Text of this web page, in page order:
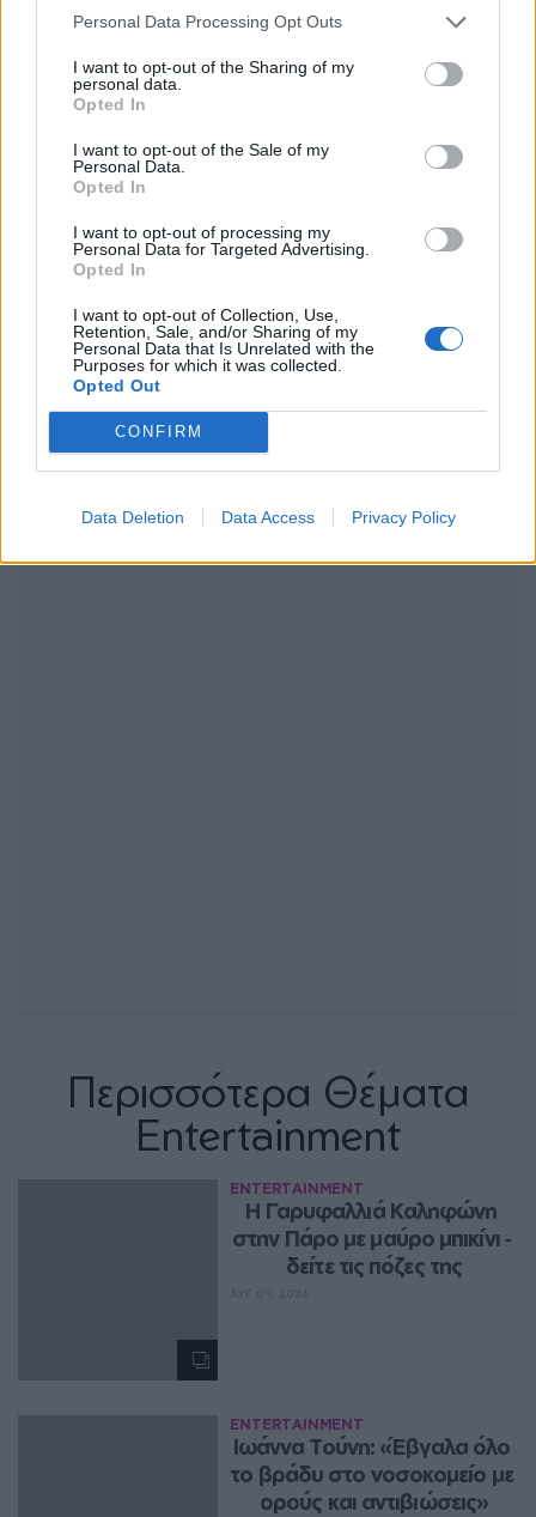
Personal Data Processing Opt Outs
I want to opt-out of the Sharing of my
personal data.
Opted In
I want to opt-out of the Sale of my
Personal Data.
Opted In
I want to opt-out of processing my
Personal Data for Targeted Advertising.
Opted In
I want to opt-out of Collection, Use,
Retention, Sale, and/or Sharing of my
Personal Data that Is Unrelated with the
Purposes for which it was collected.
Opted Out
CONFIRM
Data Deletion Data Access Privacy Policy
Ακολουθήστε το Pink.gr στοGoogle Newsκαι
μάθετε πρώτοι
Ακολουθήστε το Pink.gr και στοInstagram
Περισσότερα Θέματα
Entertainment
ENTERTAINMENT
Η Γαρυφαλλιά Καληφώνη
στην Πάρο με μαύρο μπικίνι ‑
δείτε τις πόζες της
ENTERTAINMENT
Ιωάννα Τούνη: «Έβγαλα όλο
το βράδυ στο νοσοκομείο με
ορούς και αντιβιώσεις»